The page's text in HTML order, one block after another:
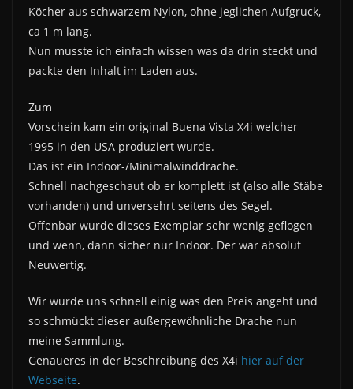
Köcher aus schwarzem Nylon, ohne jeglichen Aufgruck,
ca 1 m lang.
Nun musste ich einfach wissen was da drin steckt und
packte den Inhalt im Laden aus.
Zum
Vorschein kam ein original Buena Vista X4i welcher
1995 in den USA produziert wurde.
Das ist ein Indoor-/Minimalwinddrache.
Schnell nachgeschaut ob er komplett ist (also alle Stäbe
vorhanden) und unversehrt seitens des Segel.
Offenbar wurde dieses Exemplar sehr wenig geflogen
und wenn, dann sicher nur Indoor. Der war absolut
Neuwertig.
Wir wurde uns schnell einig was den Preis angeht und
so schmückt dieser außergewöhnliche Drache nun
meine Sammlung.
Genaueres in der Beschreibung des X4i hier auf der
Webseite.